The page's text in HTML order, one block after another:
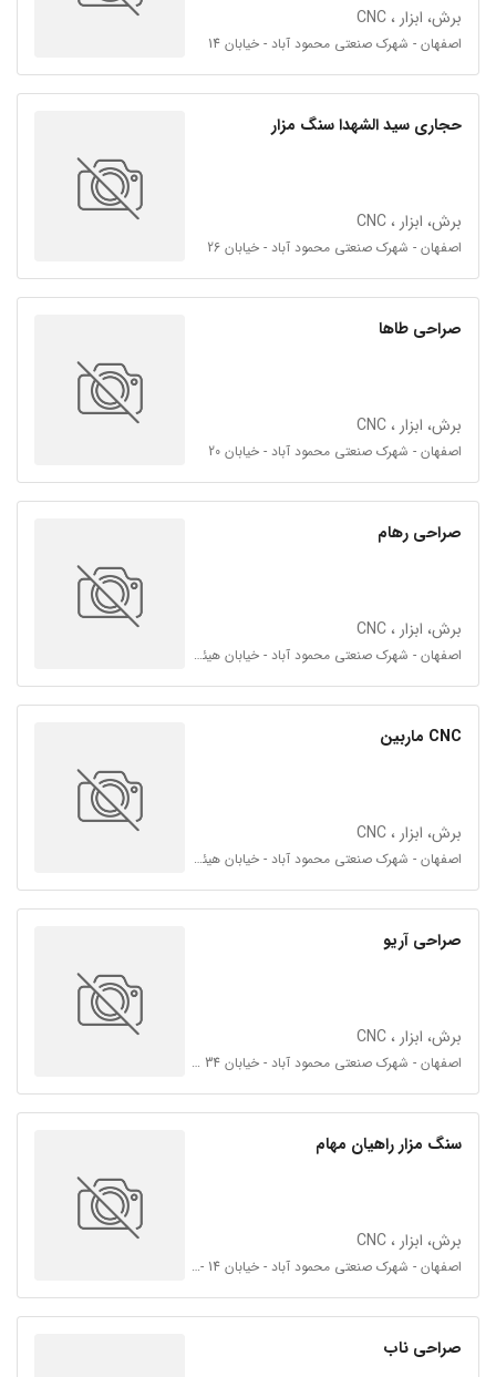
برش، ابزار ، CNC
اصفهان - شهرک صنعتی محمود آباد - خیابان 14
حجاری سید الشهدا سنگ مزار
برش، ابزار ، CNC
اصفهان - شهرک صنعتی محمود آباد - خیابان 26
صراحی طاها
برش، ابزار ، CNC
اصفهان - شهرک صنعتی محمود آباد - خیابان 20
صراحی رهام
برش، ابزار ، CNC
اصفهان - شهرک صنعتی محمود آباد - خیابان هیئت امنا شمالی 43 - فرعی 43 و 44
CNC ماربین
برش، ابزار ، CNC
اصفهان - شهرک صنعتی محمود آباد - خیابان هیئت امنا شمالی 43 - فرعی 43 و 44
صراحی آریو
برش، ابزار ، CNC
اصفهان - شهرک صنعتی محمود آباد - خیابان 34 - فرعی 34 و 36
سنگ مزار راهیان مهام
برش، ابزار ، CNC
اصفهان - شهرک صنعتی محمود آباد - خیابان 14 - فرعی بین خیابان 14 و فرعی 14
صراحی ناب